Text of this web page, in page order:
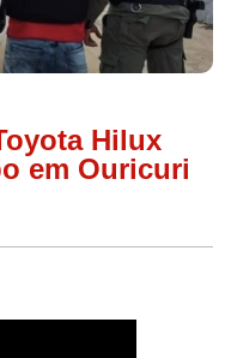
Hilux
em Ouricuri